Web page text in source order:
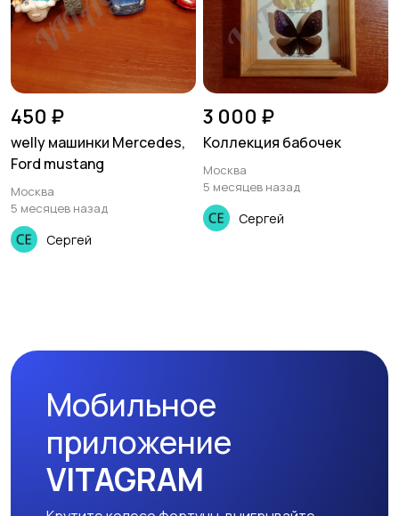
450 ₽
welly машинки Mercedes,
Ford mustang
Москва
5 месяцев назад
Сергей
3 000 ₽
Коллекция бабочек
Москва
5 месяцев назад
Сергей
Мобильное
приложение
VITAGRAM